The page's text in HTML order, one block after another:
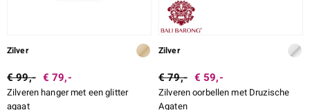
Zilver
€ 99,- € 79,-
Zilveren hanger met een glitter
agaat
Zilver
€ 79,- € 59,-
Zilveren oorbellen met Druzische
Agaten